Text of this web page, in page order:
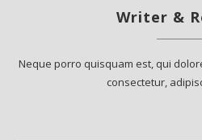
Writer &
Neque porro quisquam est, qui
consectetur,